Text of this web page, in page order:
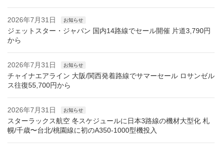
2026年7月31日 お知らせ
ジェットスター・ジャパン 国内14路線でセール開催 片道3,790円
から
2026年7月31日 お知らせ
チャイナエアライン 大阪/関西発着路線でサマーセール ロサンゼル
ス往復55,700円から
2026年7月31日 お知らせ
スターラックス航空 冬スケジュールに日本3路線の機材大型化 札
幌/千歳〜台北/桃園線に初のA350-1000型機投入